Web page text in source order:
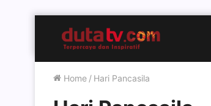
Home / Hari Pancasila